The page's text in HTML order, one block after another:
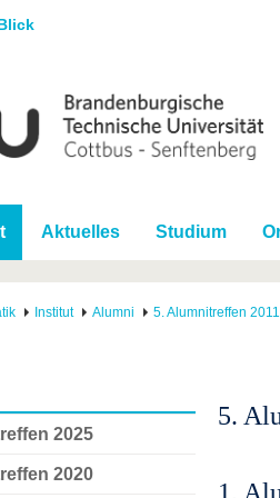
Forschung
Förderung Im
Aktuelles Studium
Institut Alumni 5. Alumnitreffen 2011
2025
2020
5.